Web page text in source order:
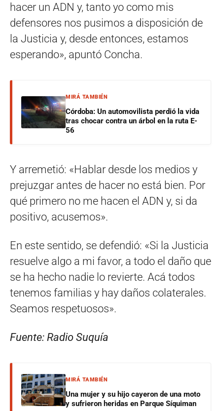
hacer un ADN y, tanto yo como mis
defensores nos pusimos a disposición de
la Justicia y, desde entonces, estamos
esperando», apuntó Concha.
MIRÁ TAMBIÉN
Córdoba: Un automovilista perdió la vida
tras chocar contra un árbol en la ruta E-
56
Y arremetió: «Hablar desde los medios y
prejuzgar antes de hacer no está bien. Por
qué primero no me hacen el ADN y, si da
positivo, acusemos».
En este sentido, se defendió: «Si la Justicia
resuelve algo a mi favor, a todo el daño que
se ha hecho nadie lo revierte. Acá todos
tenemos familias y hay daños colaterales.
Seamos respetuosos».
Fuente: Radio Suquía
MIRÁ TAMBIÉN
Una mujer y su hijo cayeron de una moto
y sufrieron heridas en Parque Síquiman